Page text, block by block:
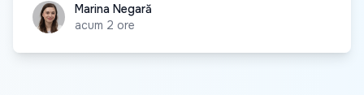
Marina Negară
Marina Negară
acum 2 ore